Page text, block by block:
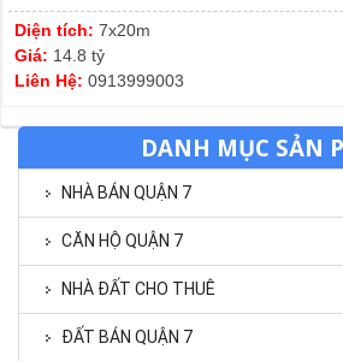
Diện tích: 7x20m
Giá: 14.8 tỷ
Liên Hệ: 0913999003
DANH MỤC SẢN
NHÀ BÁN QUẬN 7
CĂN HỘ QUẬN 7
NHÀ ĐẤT CHO THUÊ
ĐẤT BÁN QUẬN 7